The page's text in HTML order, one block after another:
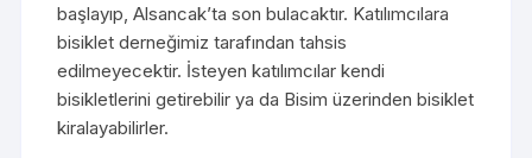
başlayıp, Alsancak’ta son bulacaktır. Katılımcılara
bisiklet derneğimiz tarafından tahsis
edilmeyecektir. İsteyen katılımcılar kendi
bisikletlerini getirebilir ya da Bisim üzerinden bisiklet
kiralayabilirler.